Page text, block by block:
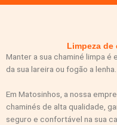
Limpeza
Manter a sua chaminé limpa
da sua lareira ou fogão a lenha.
Em Matosinhos, a nossa
chaminés de alta qualidade,
seguro e confortável na sua